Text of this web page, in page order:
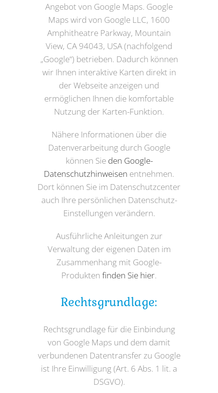
Angebot von Google Maps. Google
Maps wird von Google LLC, 1600
Amphitheatre Parkway, Mountain
View, CA 94043, USA (nachfolgend
„Google“) betrieben. Dadurch können
wir Ihnen interaktive Karten direkt in
der Webseite anzeigen und
ermöglichen Ihnen die komfortable
Nutzung der Karten-Funktion.
Nähere Informationen über die
Datenverarbeitung durch Google
können Sie den Google-
Datenschutzhinweisen entnehmen.
Dort können Sie im Datenschutzcenter
auch Ihre persönlichen Datenschutz-
Einstellungen verändern.
Ausführliche Anleitungen zur
Verwaltung der eigenen Daten im
Zusammenhang mit Google-
Produkten finden Sie hier.
Rechtsgrundlage:
Rechtsgrundlage für die Einbindung
von Google Maps und dem damit
verbundenen Datentransfer zu Google
ist Ihre Einwilligung (Art. 6 Abs. 1 lit. a
DSGVO).